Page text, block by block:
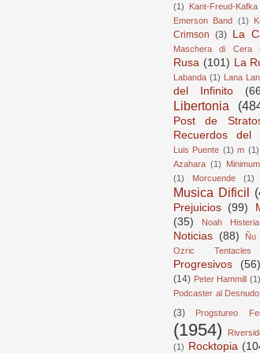
(1)
Kant-Freud-Kafka
Emerson Band (1)
Crimson (3) La
Maschera di Cera
Rusa (101) La
Labanda (1) Lana
del Infinito
Libertonia
Post de
Recuerdos del
Luis Puente (1) m (1)
Azahara (1)
(1)
Morcuende (1)
Musica Dificil
Prejuicios (99)
(35)
Noah Histeria
Noticias (88) Ñu
Ozric Tentacles
Progresivos
(56)
(14) Peter Hammill (1)
Podcaster al Desnudo
(3)
Progstureo
(1954)
(1) Rocktopia